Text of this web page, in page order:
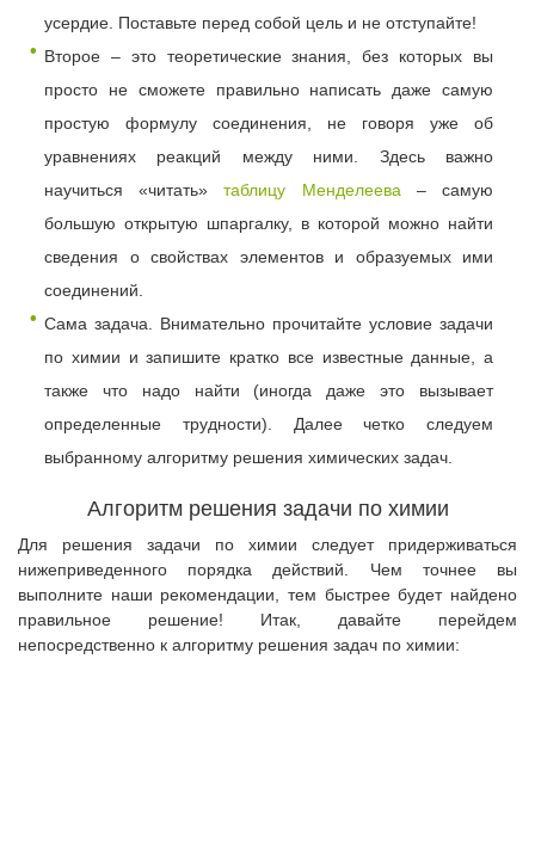
усердие. Поставьте перед собой цель и не отступайте!
Второе – это теоретические знания, без которых вы
просто не сможете правильно написать даже самую
простую формулу соединения, не говоря уже об
уравнениях реакций между ними. Здесь важно
научиться «читать»таблицу Менделеева – самую
большую открытую шпаргалку, в которой можно найти
сведения о свойствах элементов и образуемых ими
соединений.
Сама задача. Внимательно прочитайте условие задачи
по химии и запишите кратко все известные данные, а
также что надо найти (иногда даже это вызывает
определенные трудности). Далее четко следуем
выбранному алгоритму решения химических задач.
Алгоритм решения задачи по химии
Для решения задачи по химии следует придерживаться
нижеприведенного порядка действий. Чем точнее вы
выполните наши рекомендации, тем быстрее будет найдено
правильное решение! Итак, давайте перейдем
непосредственно к алгоритму решения задач по химии: